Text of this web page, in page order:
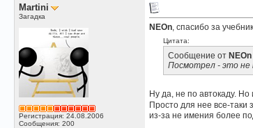
Martini
Загадка
Регистрация: 24.08.2006
Сообщения: 200
NEOn, спасибо за
Цитата:
Сообщение от NEOn
Посмотрел - это не
Ну да, не по автокаду.
Просто для нее все-таки
из-за не имения более